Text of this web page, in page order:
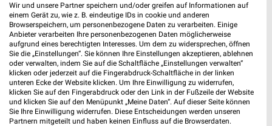
235,69 km • Angebote: 2 Prospekte
IKEA Lübeck
Dänischburger Landstraße 79-81
23569 Lübeck
Heute 10:00 - 19:00 Uhr | Geschlossen
235,76 km
Wir und unsere Partner speichern und/oder greifen auf Informationen auf
einem Gerät zu, wie z. B. eindeutige IDs in cookie und anderen
Browserspeichern, um personenbezogene Daten zu verarbeiten. Einige
Anbieter verarbeiten Ihre personenbezogenen Daten möglicherweise
aufgrund eines berechtigten Interesses. Um dem zu widersprechen, öffnen
Sie die „Einstellungen“. Sie können Ihre Einstellungen akzeptieren, ablehnen
oder verwalten, indem Sie auf die Schaltfläche „Einstellungen verwalten“
klicken oder jederzeit auf die Fingerabdruck-Schaltfläche in der linken
unteren Ecke der Website klicken. Um Ihre Einwilligung zu widerrufen,
klicken Sie auf den Fingerabdruck oder den Link in der Fußzeile der Website
und klicken Sie auf den Menüpunkt „Meine Daten“. Auf dieser Seite können
Sie Ihre Einwilligung widerrufen. Diese Entscheidungen werden unseren
Partnern mitgeteilt und haben keinen Einfluss auf die Browserdaten.